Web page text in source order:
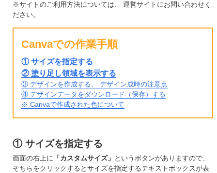
※サイトのご利用方法については、 運営サイトにお問い合わせく
ださい。
Canvaでの作業手順
① サイズを指定する
② 塗り足し領域を表示する
③ デザインを作成する、 デザイン成時の注意点
④ デザインデータをダウンロード（保存）する
※ Canvaで作成された色について
① サイズを指定する
画面の右上に 「カスタムサイズ」 というボタンがありますので、
そちらをクリックするとサイズを指定するテキストボックスが表